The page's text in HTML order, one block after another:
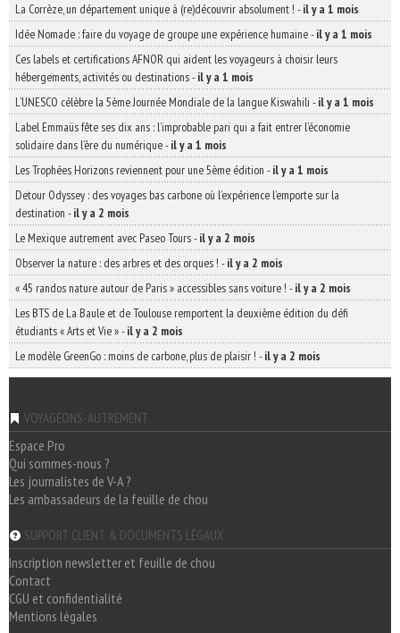
La Corrèze, un département unique à (re)découvrir absolument ! -il y a 1 mois
Idée Nomade : faire du voyage de groupe une expérience humaine-il y a 1 mois
Ces labels et certifications AFNOR qui aident les voyageurs à choisir leurs
hébergements, activités ou destinations-il y a 1 mois
L’UNESCO célèbre la 5ème Journée Mondiale de la langue Kiswahili -il y a 1 mois
Label Emmaüs fête ses dix ans : l’improbable pari qui a fait entrer l’économie
solidaire dans l’ère du numérique-il y a 1 mois
Les Trophées Horizons reviennent pour une 5ème édition -il y a 1 mois
Detour Odyssey : des voyages bas carbone où l’expérience l’emporte sur la
destination -il y a 2 mois
Le Mexique autrement avec Paseo Tours-il y a 2 mois
Observer la nature : des arbres et des orques ! -il y a 2 mois
« 45 randos nature autour de Paris » accessibles sans voiture ! -il y a 2 mois
Les BTS de La Baule et de Toulouse remportent la deuxième édition du défi
étudiants « Arts et Vie »-il y a 2 mois
Le modèle GreenGo : moins de carbone, plus de plaisir ! -il y a 2 mois
VOYAGEONS-AUTREMENT
Espace Pro
Qui sommes-nous ?
Les journalistes de V-A ?
Les ambassadeurs de la feuille de chou
SUPPORT CLIENT & DOCUMENTS LÉGAUX
Inscription newsletter et feuille de chou
Contact
CGU et confidentialité
Mentions légales